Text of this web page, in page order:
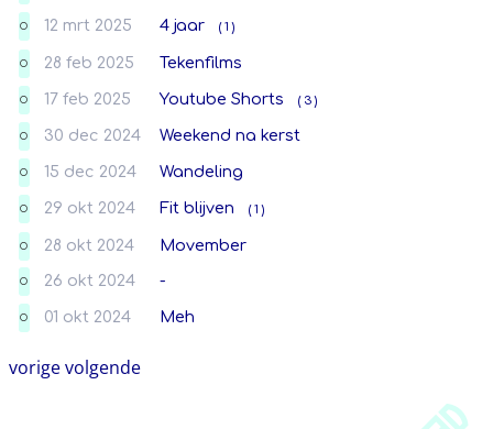
O 12 mrt 2025 4 jaar ( 1 )
O 28 feb 2025 Tekenfilms
O 17 feb 2025 Youtube Shorts ( 3 )
O 30 dec 2024 Weekend na kerst
O 15 dec 2024 Wandeling
O 29 okt 2024 Fit blijven ( 1 )
O 28 okt 2024 Movember
O 26 okt 2024 -
O 01 okt 2024 Meh
vorigevolgende